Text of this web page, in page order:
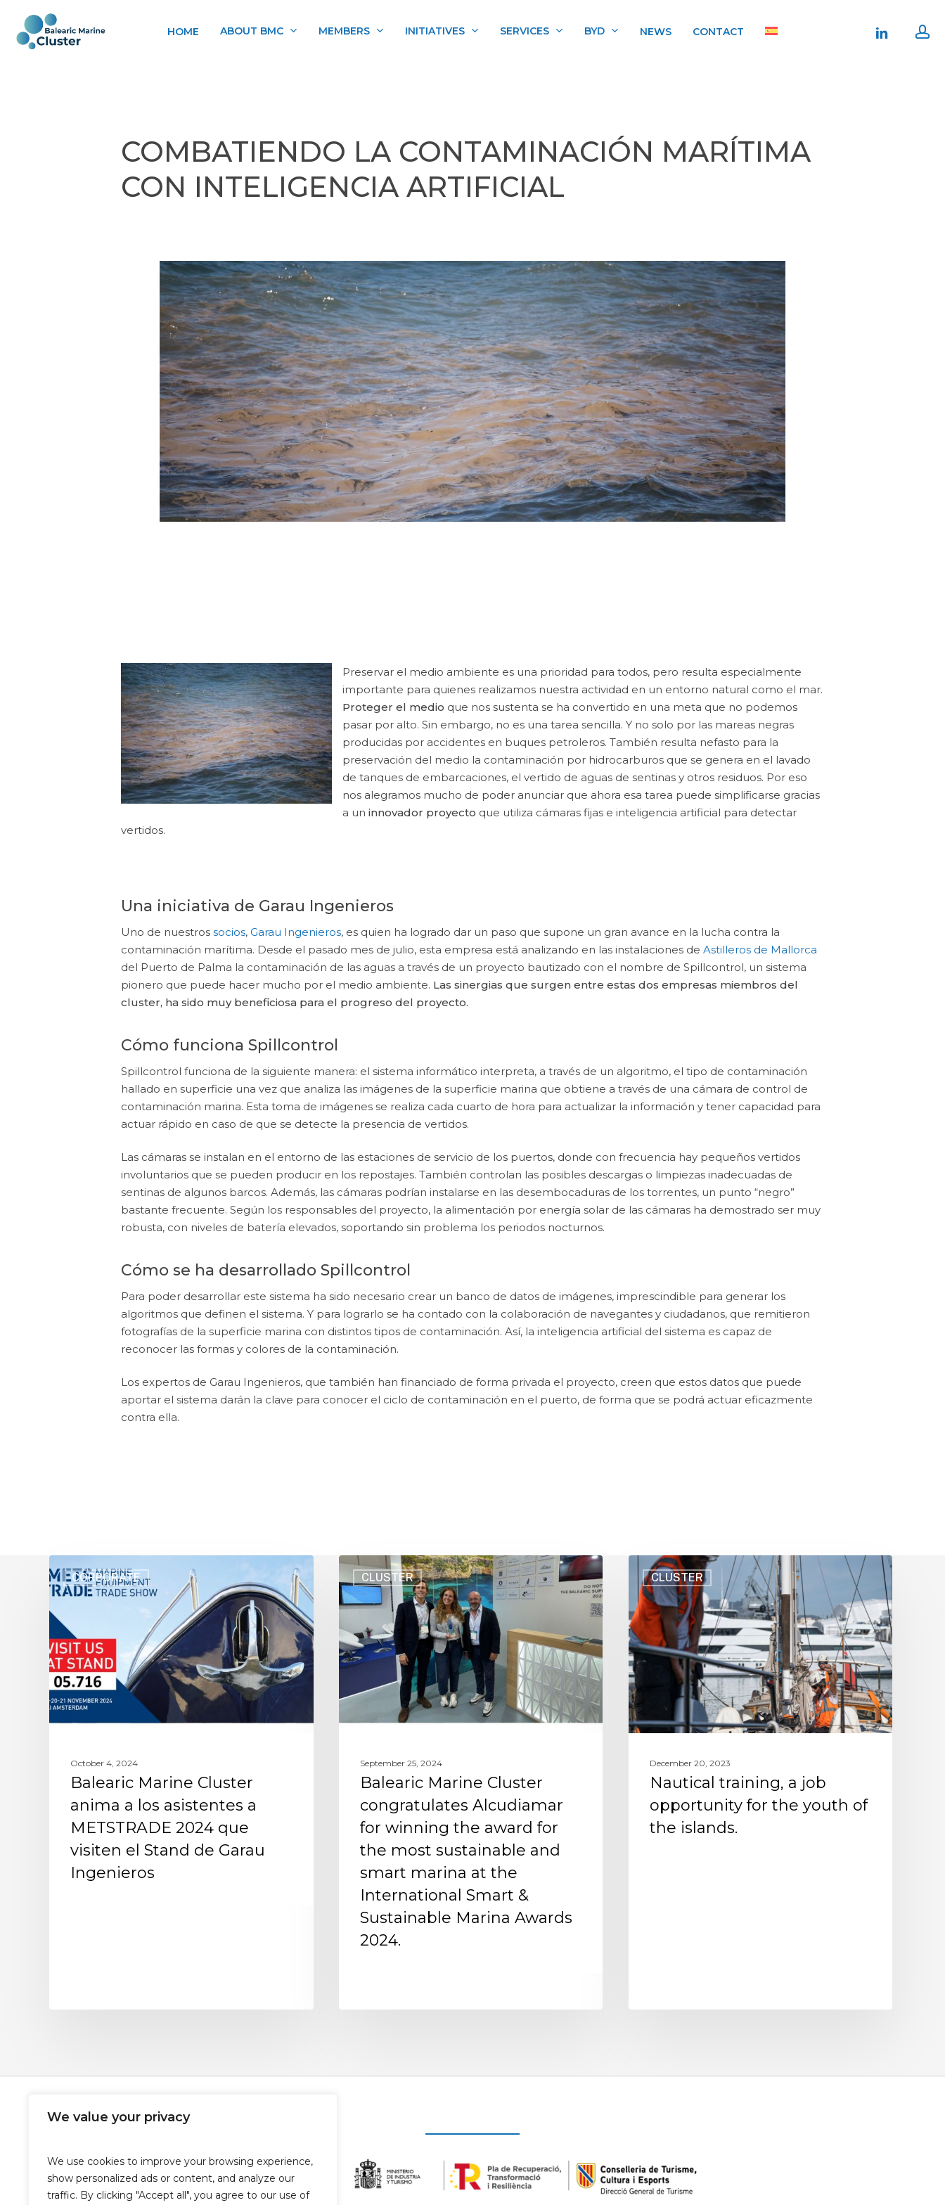
We value your privacy
We use cookies to improve your browsing experience,
show personalized ads or content, and analyze our
traffic. By clicking "Accept all", you agree to our use of
main
HOME ABOUT BMC MEMBERS INITIATIVES SERVICES BYD NEWS CONTACT linkedin
COMBATIENDO LA CONTAMINACIÓN MARÍTIMA
CON INTELIGENCIA ARTIFICIAL
Preservar el medio ambiente es una prioridad para todos, pero resulta especialmente
importante para quienes realizamos nuestra actividad en un entorno natural como el mar.
Proteger el medio que nos sustenta se ha convertido en una meta que no podemos
pasar por alto. Sin embargo, no es una tarea sencilla. Y no solo por las mareas negras
producidas por accidentes en buques petroleros. También resulta nefasto para la
preservación del medio la contaminación por hidrocarburos que se genera en el lavado
de tanques de embarcaciones, el vertido de aguas de sentinas y otros residuos. Por eso
nos alegramos mucho de poder anunciar que ahora esa tarea puede simplificarse gracias
a un innovador proyecto que utiliza cámaras fijas e inteligencia artificial para detectar
vertidos.
Una iniciativa de Garau Ingenieros
Uno de nuestros socios, Garau Ingenieros, es quien ha logrado dar un paso que supone un gran avance en la lucha contra la
contaminación marítima. Desde el pasado mes de julio, esta empresa está analizando en las instalaciones de Astilleros de Mallorca
del Puerto de Palma la contaminación de las aguas a través de un proyecto bautizado con el nombre de Spillcontrol, un sistema
pionero que puede hacer mucho por el medio ambiente. Las sinergias que surgen entre estas dos empresas miembros del
cluster, ha sido muy beneficiosa para el progreso del proyecto.
Cómo funciona Spillcontrol
Spillcontrol funciona de la siguiente manera: el sistema informático interpreta, a través de un algoritmo, el tipo de contaminación
hallado en superficie una vez que analiza las imágenes de la superficie marina que obtiene a través de una cámara de control de
contaminación marina. Esta toma de imágenes se realiza cada cuarto de hora para actualizar la información y tener capacidad para
actuar rápido en caso de que se detecte la presencia de vertidos.
Las cámaras se instalan en el entorno de las estaciones de servicio de los puertos, donde con frecuencia hay pequeños vertidos
involuntarios que se pueden producir en los repostajes. También controlan las posibles descargas o limpiezas inadecuadas de
sentinas de algunos barcos. Además, las cámaras podrían instalarse en las desembocaduras de los torrentes, un punto “negro”
bastante frecuente. Según los responsables del proyecto, la alimentación por energía solar de las cámaras ha demostrado ser muy
robusta, con niveles de batería elevados, soportando sin problema los periodos nocturnos.
Cómo se ha desarrollado Spillcontrol
Para poder desarrollar este sistema ha sido necesario crear un banco de datos de imágenes, imprescindible para generar los
algoritmos que definen el sistema. Y para lograrlo se ha contado con la colaboración de navegantes y ciudadanos, que remitieron
fotografías de la superficie marina con distintos tipos de contaminación. Así, la inteligencia artificial del sistema es capaz de
reconocer las formas y colores de la contaminación.
Los expertos de Garau Ingenieros, que también han financiado de forma privada el proyecto, creen que estos datos que puede
aportar el sistema darán la clave para conocer el ciclo de contaminación en el puerto, de forma que se podrá actuar eficazmente
contra ella.
CORPORATE
October 4, 2024
Balearic Marine Cluster
anima a los asistentes a
METSTRADE 2024 que
visiten el Stand de Garau
Ingenieros
CLUSTER
September 25, 2024
Balearic Marine Cluster
congratulates Alcudiamar
for winning the award for
the most sustainable and
smart marina at the
International Smart &
Sustainable Marina Awards
2024.
CLUSTER
December 20, 2023
Nautical training, a job
opportunity for the youth of
the islands.